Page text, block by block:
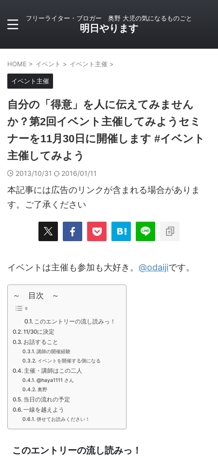
フリーライター・ブロガー 奥野 大児の気になるものごと
明日やります
HOME > イベント > イベント主催 >
イベント主催
自分の「得意」を人に伝えてみません
か？第2回イベント主催してみようセミ
ナーを11月30日に開催します #イベント
主催してみよう
2013/10/31 2016/01/11
本記事には広告のリンクが含まれる場合がありま
す。ご了承ください
イベントは主催も参加も大好き。 @odaijiです。
～ 目次 ～
このエントリーの流し読みっ！
11/30に決定
お話すること
講師の開催経験
イベントを開催する側になる
主催・講師はこの二人
@haya1111 さん
奥野
当日の流れの予定
一線を越えよう
併せてお読みください！
このエントリーの流し読みっ！